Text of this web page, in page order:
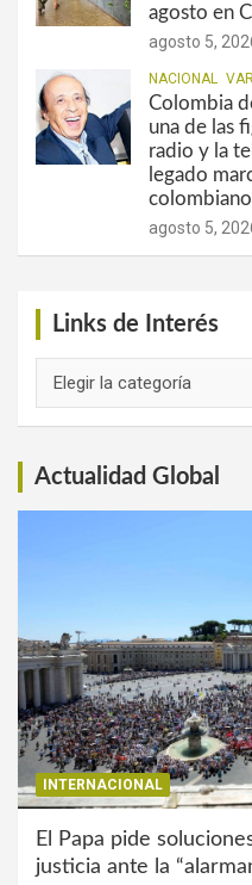
agosto en
agosto 5,
NACIONAL
Colombia
una de las
radio y la
legado
agosto 5,
Links de Interés
Actualidad Global
INTERNACIONAL
El Papa pide
justicia ante la